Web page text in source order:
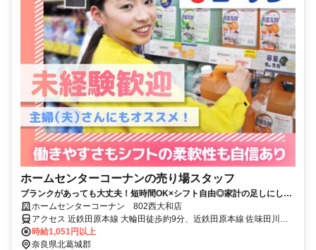
ホームセンターコーナンの売り場スタッフ
ブランクがあっても大丈夫！短時間OK×シフト自由◎家計の足しにした
い方にもおすすめです。
ホームセンターコーナン 802西大和店
アクセス 近鉄田原本線 大輪田徒歩約9分、近鉄田原本線 佐味田川徒
歩約18分、ＪＲ関西本線〔大和路線〕 王寺南口徒歩約27分
時給1,051円以上
奈良県北葛城郡